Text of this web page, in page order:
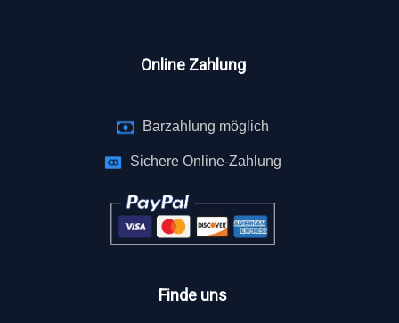
Online Zahlung
Barzahlung möglich
Sichere Online-Zahlung
Finde uns